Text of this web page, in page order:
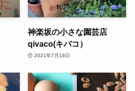
神楽坂の小さな園芸店
qivaco(キバコ）
2021年7月18日